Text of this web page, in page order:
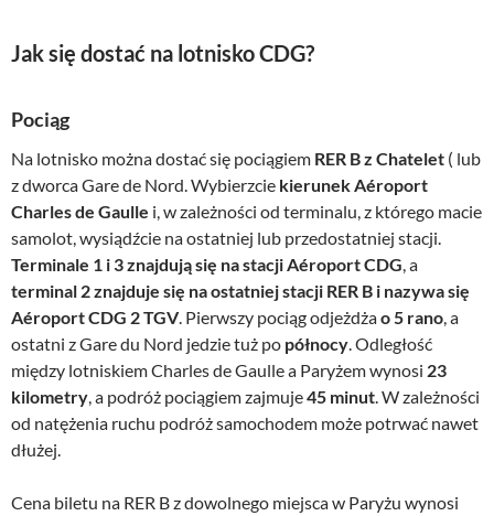
Jak się dostać na lotnisko CDG?
Pociąg
Na lotnisko można dostać się pociągiem RER B z Chatelet ( lub
z dworca Gare de Nord. Wybierzcie kierunek Aéroport
Charles de Gaulle i, w zależności od terminalu, z którego macie
samolot, wysiądźcie na ostatniej lub przedostatniej stacji.
Terminale 1 i 3 znajdują się na stacji Aéroport CDG , a
terminal 2 znajduje się na ostatniej stacji RER B i nazywa się
Aéroport CDG 2 TGV. Pierwszy pociąg odjeżdżao 5 rano , a
ostatni z Gare du Nord jedzie tuż po północy . Odległość
między lotniskiem Charles de Gaulle a Paryżem wynosi 23
kilometry , a podróż pociągiem zajmuje45 minut . W zależności
od natężenia ruchu podróż samochodem może potrwać nawet
dłużej.
Cena biletu na RER B z dowolnego miejsca w Paryżu wynosi